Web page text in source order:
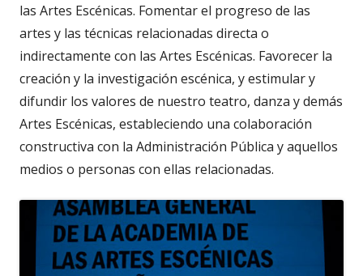
las Artes Escénicas. Fomentar el progreso de las
artes y las técnicas relacionadas directa o
indirectamente con las Artes Escénicas. Favorecer la
creación y la investigación escénica, y estimular y
difundir los valores de nuestro teatro, danza y demás
Artes Escénicas, estableciendo una colaboración
constructiva con la Administración Pública y aquellos
medios o personas con ellas relacionadas.